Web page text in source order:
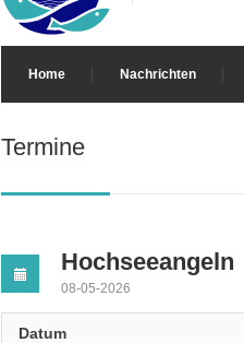
Home Nachrichten
Termine
Hochseeangeln
08-05-2026
Datum